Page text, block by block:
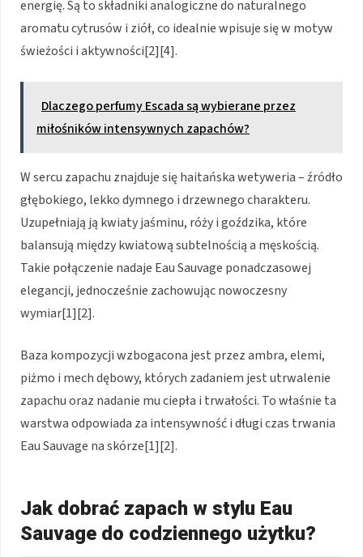
energię. Są to składniki analogiczne do naturalnego
aromatu cytrusów i ziół, co idealnie wpisuje się w motyw
świeżości i aktywności[2][4].
Dlaczego perfumy Escada są wybierane przez
miłośników intensywnych zapachów?
W sercu zapachu znajduje się haitańska wetyweria – źródło
głębokiego, lekko dymnego i drzewnego charakteru.
Uzupełniają ją kwiaty jaśminu, róży i goździka, które
balansują między kwiatową subtelnością a męskością.
Takie połączenie nadaje Eau Sauvage ponadczasowej
elegancji, jednocześnie zachowując nowoczesny
wymiar[1][2].
Baza kompozycji wzbogacona jest przez ambra, elemi,
piżmo i mech dębowy, których zadaniem jest utrwalenie
zapachu oraz nadanie mu ciepła i trwałości. To właśnie ta
warstwa odpowiada za intensywność i długi czas trwania
Eau Sauvage na skórze[1][2].
Jak dobrać zapach w stylu Eau
Sauvage do codziennego użytku?